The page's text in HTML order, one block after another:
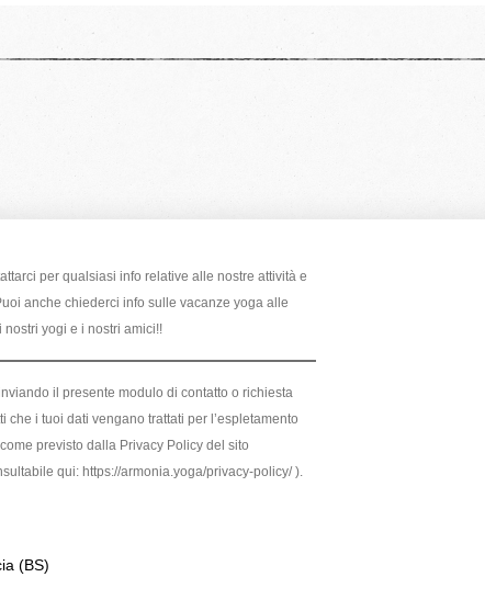
per qualsiasi info relative alle nostre attività e
anche chiederci info sulle vacanze yoga alle
yogi e i nostri amici!!
il presente modulo di contatto o richiesta
che i tuoi dati vengano trattati per l’espletamento
previsto dalla Privacy Policy del sito
qui: https://armonia.yoga/privacy-policy/ ).
(BS)